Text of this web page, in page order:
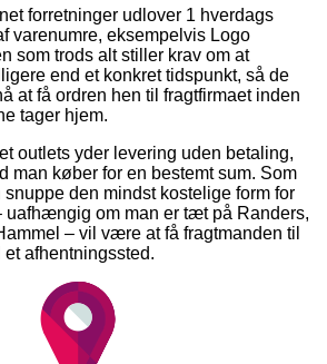
forretninger udlover 1 hverdags
varenumre, eksempelvis Logo
som trods alt stiller krav om at
end et konkret tidspunkt, så de
at få ordren hen til fragtfirmaet inden
tager hjem.
outlets yder levering uden betaling,
man køber for en bestemt sum. Som
den mindst kostelige form for
uafhængig om man er tæt på Randers,
– vil være at få fragtmanden til
afhentningssted.